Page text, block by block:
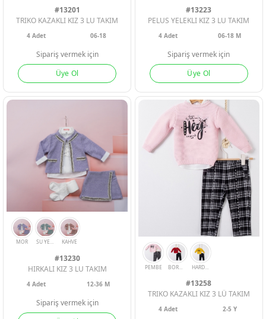
Geri Bildirim
İletişim
Destek &
Şifremi
Geri Bildirim
Müşteri
Üye Ol
Giriş Yap
MOR
#13201
TRIKO KAZAKLI KIZ 3 LU TAKIM
4Adet 06-18
Sipariş vermek için
Üye Ol
GUL GRI
#13223
PELUS YELEKLI KIZ 3 LU TAKIM
4 Adet 06-18 M
Sipariş vermek için
Üye Ol
#13230
HIRKALI KIZ 3 LU TAKIM
4Adet 12-36 M
Sipariş vermek için
#13258
TRIKO KAZAKLI KIZ 3 LÜ TAKIM
4 Adet 2-5 Y